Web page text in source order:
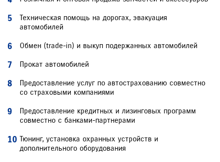
Техническая помощь на дорогах, эвакуация
автомобилей
Обмен (trade-in) и выкуп подержанных автомобилей
Прокат автомобилей
Предоставление услуг по автострахованию совместно
со страховыми компаниями
Предоставление кредитных и лизинговых программ
совместно с банками-партнерами
Тюнинг, установка охранных устройств и
дополнительного оборудования